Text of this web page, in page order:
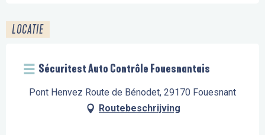
LOCATIE
Sécuritest Auto Contrôle Fouesnantais
Pont Henvez Route de Bénodet, 29170 Fouesnant
Routebeschrijving